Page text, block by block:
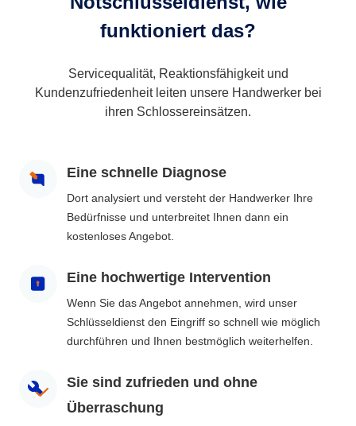
funktioniert das?
Servicequalität, Reaktionsfähigkeit und
Kundenzufriedenheit leiten unsere Handwerker bei
ihren Schlossereinsätzen.
Eine schnelle Diagnose
Dort analysiert und versteht der Handwerker Ihre
Bedürfnisse und unterbreitet Ihnen dann ein
kostenloses Angebot.
Eine hochwertige Intervention
Wenn Sie das Angebot annehmen, wird unser
Schlüsseldienst den Eingriff so schnell wie möglich
durchführen und Ihnen bestmöglich weiterhelfen.
Sie sind zufrieden und ohne
Überraschung